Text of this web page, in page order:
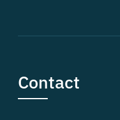
Contact